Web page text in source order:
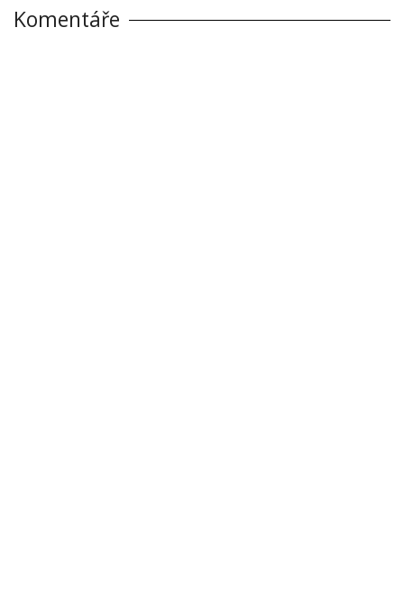
Komentáře